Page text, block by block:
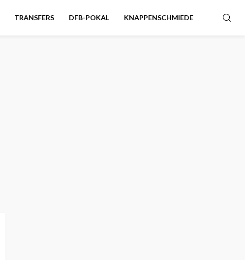
TRANSFERS DFB-POKAL KNAPPENSCHMIEDE